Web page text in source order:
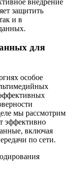
защитить
и в
для
особое
мы рассмотрим
эффективно
включая
по сети.